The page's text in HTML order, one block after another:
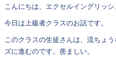
こんにちは。エクセルイングリッシ
今日は上級者クラスのお話です。
このクラスの生徒さんは、流ちょ
ズに進むのです。羨ましい。